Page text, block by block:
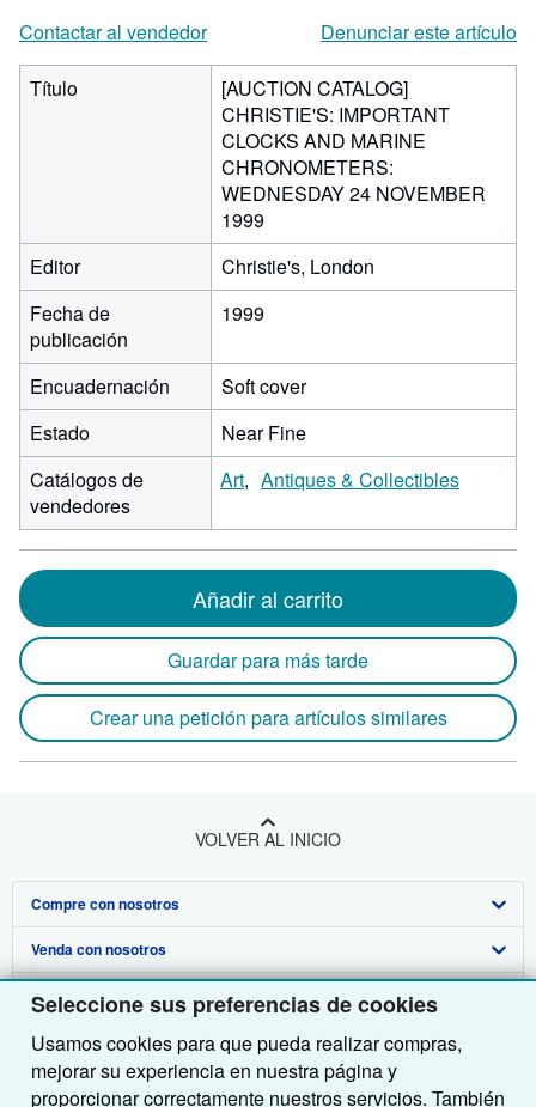
Seleccione sus preferencias de cookies
Usamos cookies para que pueda realizar compras,
mejorar su experiencia en nuestra página y
proporcionar correctamente nuestros servicios. También
Contactar al vendedor
Denunciar este artículo
Título
[AUCTION CATALOG]
CHRISTIE'S: IMPORTANT
CLOCKS AND MARINE
CHRONOMETERS:
WEDNESDAY 24 NOVEMBER
1999
Editor
Christie's, London
Fecha de
publicación
1999
Encuadernación
Soft cover
Estado
Near Fine
Catálogos de
vendedores
Art Antiques & Collectibles
Añadir al carrito
Guardar para más tarde
Crear una petición para artículos similares
VOLVER AL INICIO
Compre con nosotros
Búsqueda avanzada
Colecciones
Mi cuenta
Mis pedidos
Venda con nosotros
Comenzar a vender
Únase a nuestro programa de afiliados
Recomiende un vendedor
Sobre nosotros
Sobre IberLibro
Medios
Obtener Ayuda
Preguntas frecuentes y guías
Otras compañías de AbeBooks